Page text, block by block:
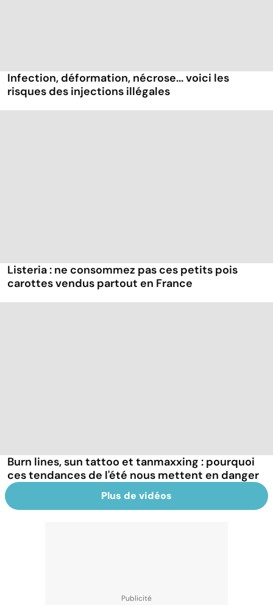
Infection, déformation, nécrose... voici les
risques des injections illégales
Listeria : ne consommez pas ces petits pois
carottes vendus partout en France
Burn lines, sun tattoo et tanmaxxing : pourquoi
ces tendances de l'été nous mettent en danger
Plus de vidéos